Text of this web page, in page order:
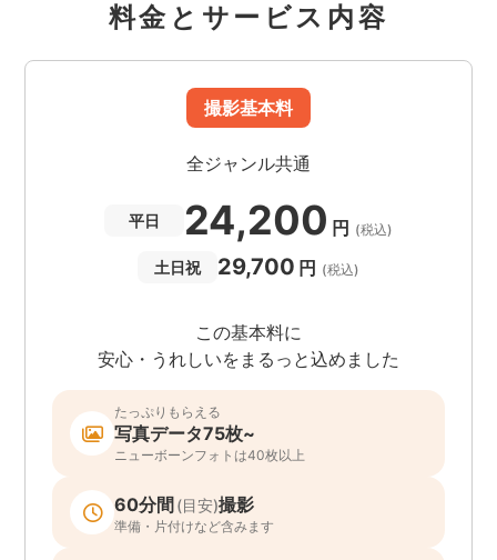
料金とサービス内容
撮影基本料
全ジャンル共通
平日 24,200 円 (税込)
土日祝 29,700 円 (税込)
この基本料に
安心・うれしいをまるっと込めました
たっぷりもらえる
写真データ75枚~
ニューボーンフォトは40枚以上
60分間(目安)撮影
準備・片付けなど含みます